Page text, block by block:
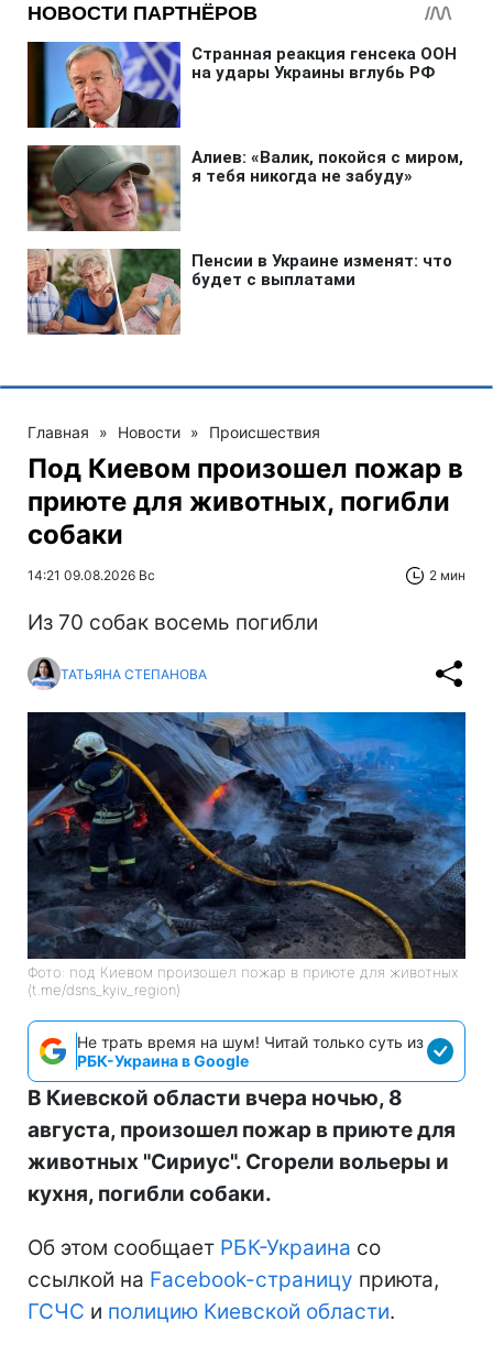
Главная » Новости » Происшествия
Под Киевом произошел пожар в
приюте для животных, погибли
собаки
14:21 09.08.2026 Вс 2 мин
Из 70 собак восемь погибли
ТАТЬЯНА СТЕПАНОВА
Фото: под Киевом произошел пожар в приюте для животных
(t.me/dsns_kyiv_region)
Не трать время на шум! Читай только суть из
РБК-Украина в Google
В Киевской области вчера ночью, 8
августа, произошел пожар в приюте для
животных "Сириус". Сгорели вольеры и
кухня, погибли собаки.
Об этом сообщает РБК-Украина со
ссылкой на Facebook-страницу приюта,
ГСЧС и полицию Киевской области.